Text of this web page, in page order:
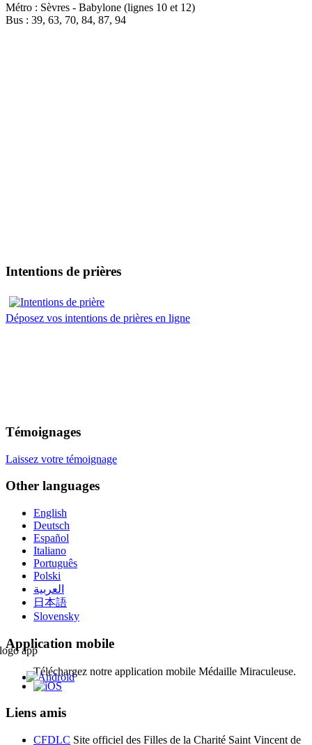
Métro : Sèvres - Babylone (lignes 10 et 12)
Bus : 39, 63, 70, 84, 87, 94
Intentions de prières
Déposez vos intentions de prières en ligne
Témoignages
Laissez votre témoignage
Other languages
English
Deutsch
Español
Italiano
Português
Polski
العربية
日本語
Slovensky
Application mobile
Téléchargez notre application mobile Médaille Miraculeuse.
Liens amis
CFDLC Site officiel des Filles de la Charité Saint Vincent de